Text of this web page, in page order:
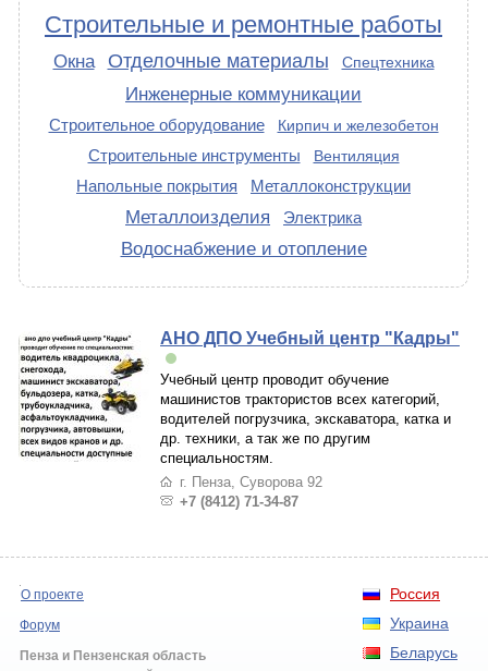
Строительные и ремонтные работы
Окна Отделочные материалы Спецтехника
Инженерные коммуникации
Строительное оборудование Кирпич и железобетон
Строительные инструменты Вентиляция
Напольные покрытия Металлоконструкции
Металлоизделия Электрика
Водоснабжение и отопление
АНО ДПО Учебный центр "Кадры"
Учебный центр проводит обучение
машинистов трактористов всех категорий,
водителей погрузчика, экскаватора, катка и
др. техники, а так же по другим
специальностям.
г. Пенза, Суворова 92
+7 (8412) 71-34-87
Россия
Украина
Беларусь
О проекте
Форум
Пенза и Пензенская область